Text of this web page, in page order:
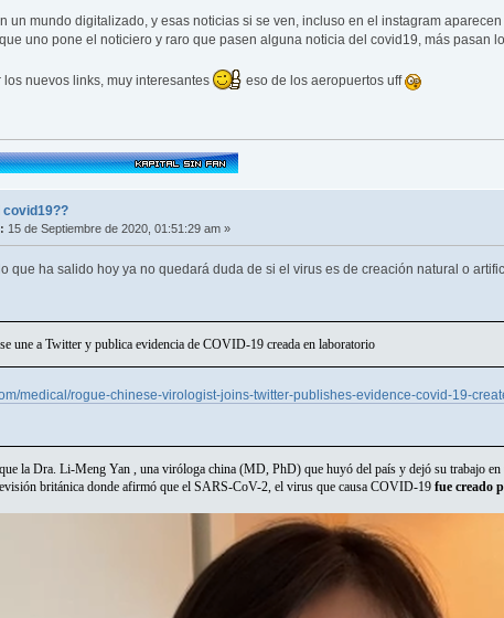
un mundo digitalizado, y esas noticias si se ven, incluso en el instagram
uno pone el noticiero y raro que pasen alguna noticia del covid19, más pasan
los nuevos links, muy interesantes eso de los aeropuertos uff
covid19??
15 de Septiembre de 2020, 01:51:29 am »
que ha salido hoy ya no quedará duda de si el virus es de creación natural o
une a Twitter y publica evidencia de COVID-19 creada en laboratorio
medical/rogue-chinese-virologist-joins-twitter-publishes-evidence-covid-19-
la Dra. Li-Meng Yan , una viróloga china (MD, PhD) que huyó del país y dejó su trabajo
británica donde afirmó que el SARS-CoV-2, el virus que causa COVID-19fue creado